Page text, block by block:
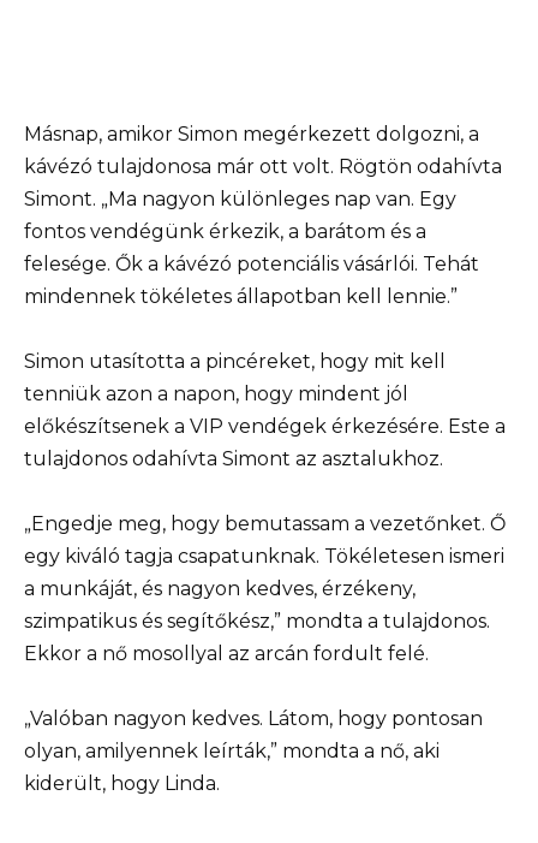
Másnap, amikor Simon megérkezett dolgozni, a
kávézó tulajdonosa már ott volt. Rögtön odahívta
Simont. „Ma nagyon különleges nap van. Egy
fontos vendégünk érkezik, a barátom és a
felesége. Ők a kávézó potenciális vásárlói. Tehát
mindennek tökéletes állapotban kell lennie.”
Simon utasította a pincéreket, hogy mit kell
tenniük azon a napon, hogy mindent jól
előkészítsenek a VIP vendégek érkezésére. Este a
tulajdonos odahívta Simont az asztalukhoz.
„Engedje meg, hogy bemutassam a vezetőnket. Ő
egy kiváló tagja csapatunknak. Tökéletesen ismeri
a munkáját, és nagyon kedves, érzékeny,
szimpatikus és segítőkész,” mondta a tulajdonos.
Ekkor a nő mosollyal az arcán fordult felé.
„Valóban nagyon kedves. Látom, hogy pontosan
olyan, amilyennek leírták,” mondta a nő, aki
kiderült, hogy Linda.